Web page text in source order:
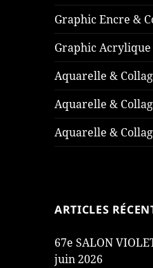
Graphic Encre &
Graphic Acrylique
Aquarelle &
Aquarelle &
Aquarelle &
ARTICLES
67e SALON
juin 2026